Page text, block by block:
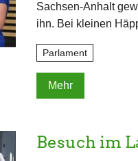
Sachsen-Anhalt
ihn. Bei kleinen
Parlament
Mehr
Besuch im